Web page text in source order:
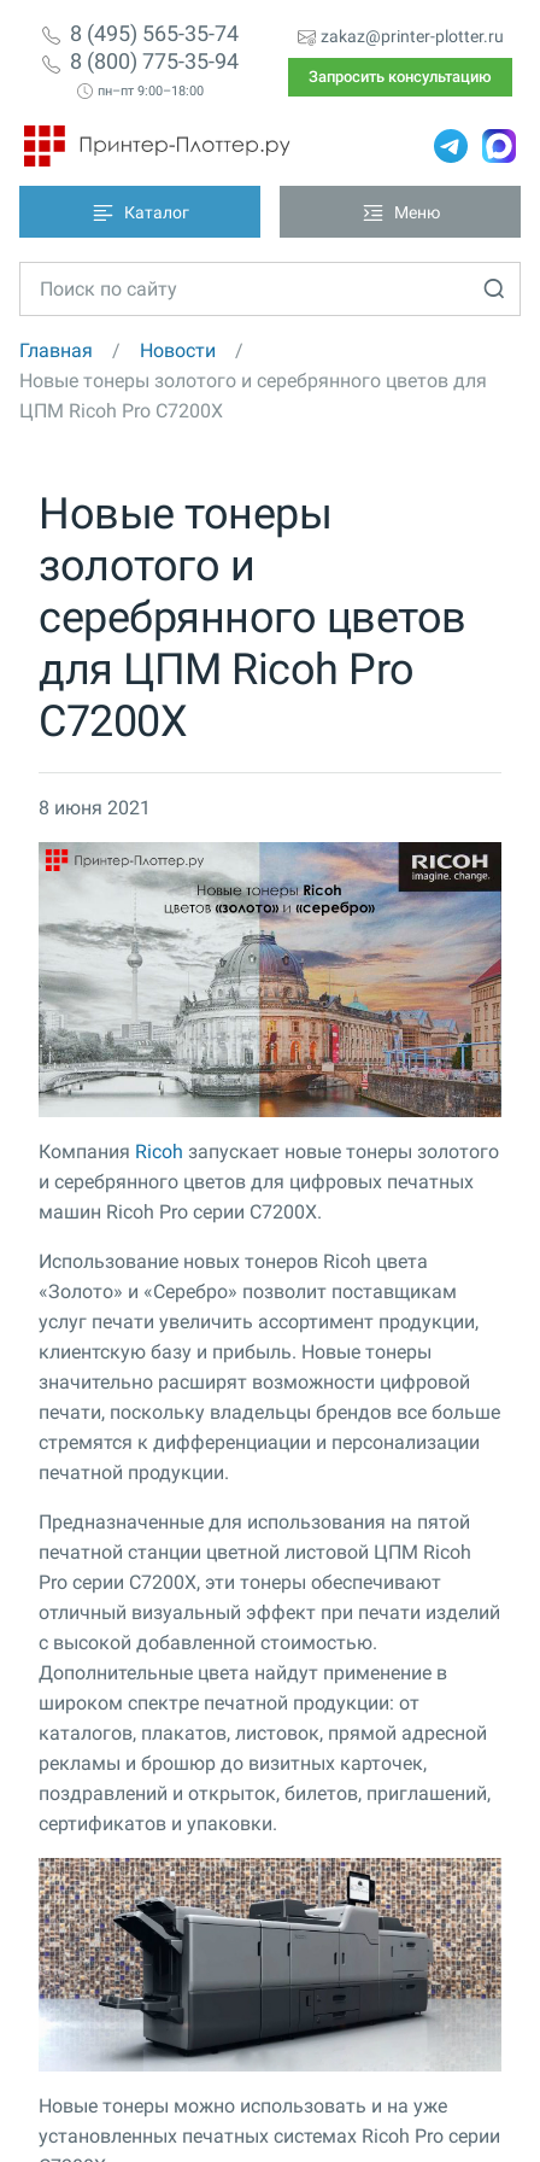
8 (495) 565-35-74
8 (800) 775-35-94
пн–пт 9:00–18:00
zakaz@printer-plotter.ru
Запросить консультацию
Каталог Меню
Главная
Новости
Новые тонеры золотого и серебрянного цветов для
ЦПМ Ricoh Pro C7200X
Новые тонеры
золотого и
серебрянного цветов
для ЦПМ Ricoh Pro
C7200X
8 июня 2021
Компания Ricoh запускает новые тонеры золотого
и серебрянного цветов для цифровых печатных
машин Ricoh Pro серии C7200X.
Использование новых тонеров Ricoh цвета
«Золото» и «Серебро» позволит поставщикам
услуг печати увеличить ассортимент продукции,
клиентскую базу и прибыль. Новые тонеры
значительно расширят возможности цифровой
печати, поскольку владельцы брендов все больше
стремятся к дифференциации и персонализации
печатной продукции.
Предназначенные для использования на пятой
печатной станции цветной листовой ЦПМ Ricoh
Pro серии C7200X, эти тонеры обеспечивают
отличный визуальный эффект при печати изделий
с высокой добавленной стоимостью.
Дополнительные цвета найдут применение в
широком спектре печатной продукции: от
каталогов, плакатов, листовок, прямой адресной
рекламы и брошюр до визитных карточек,
поздравлений и открыток, билетов, приглашений,
сертификатов и упаковки.
Новые тонеры можно использовать и на уже
установленных печатных системах Ricoh Pro серии